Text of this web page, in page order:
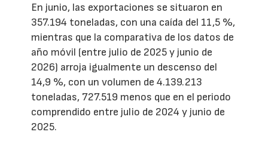
En junio, las exportaciones se situaron en
357.194 toneladas, con una caída del 11,5 %,
mientras que la comparativa de los datos de
año móvil (entre julio de 2025 y junio de
2026) arroja igualmente un descenso del
14,9 %, con un volumen de 4.139.213
toneladas, 727.519 menos que en el periodo
comprendido entre julio de 2024 y junio de
2025.